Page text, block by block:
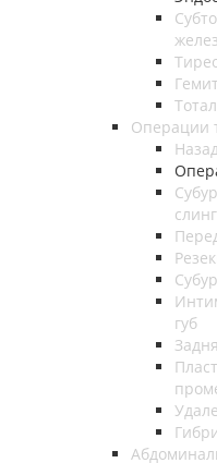
Операции
Назад
слинг
губ